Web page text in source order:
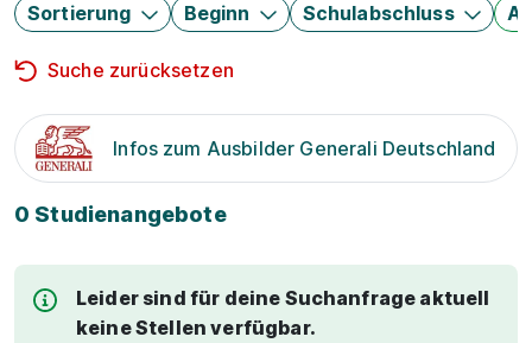
Sortierung Beginn Schulabschluss
Suche zurücksetzen
Infos zum Ausbilder Generali Deutschland
0 Studienangebote
Leider sind für deine Suchanfrage aktuell
keine Stellen verfügbar.